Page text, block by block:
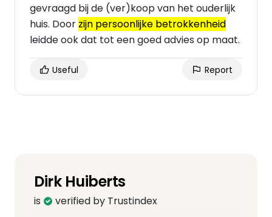
gevraagd bij de (ver)koop van het ouderlijk
huis. Door zijn persoonlijke betrokkenheid
leidde ook dat tot een goed advies op maat.
Useful Report
Dirk Huiberts
is verified by Trustindex